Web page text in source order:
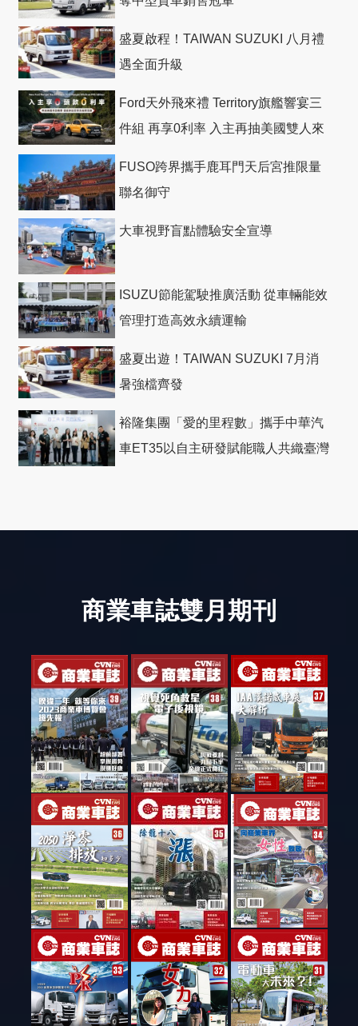
盛夏啟程！TAIWAN SUZUKI 八月禮
遇全面升級
Ford天外飛來禮 Territory旗艦響宴三
件組 再享0利率 入主再抽美國雙人來
FUSO跨界攜手鹿耳門天后宮推限量
聯名御守
大車視野盲點體驗安全宣導
ISUZU節能駕駛推廣活動 從車輛能效
管理打造高效永續運輸
盛夏出遊！TAIWAN SUZUKI 7月消
暑強檔齊發
裕隆集團「愛的里程數」攜手中華汽
車ET35以自主研發賦能職人共織臺灣
商業車誌雙月期刊